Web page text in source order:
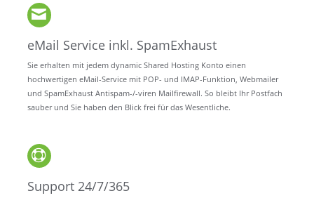
eMail Service inkl. SpamExhaust
Sie erhalten mit jedem dynamic Shared Hosting Konto einen
hochwertigen eMail-Service mit POP- und IMAP-Funktion, Webmailer
und SpamExhaust Antispam-/-viren Mailfirewall. So bleibt Ihr Postfach
sauber und Sie haben den Blick frei für das Wesentliche.
Support 24/7/365